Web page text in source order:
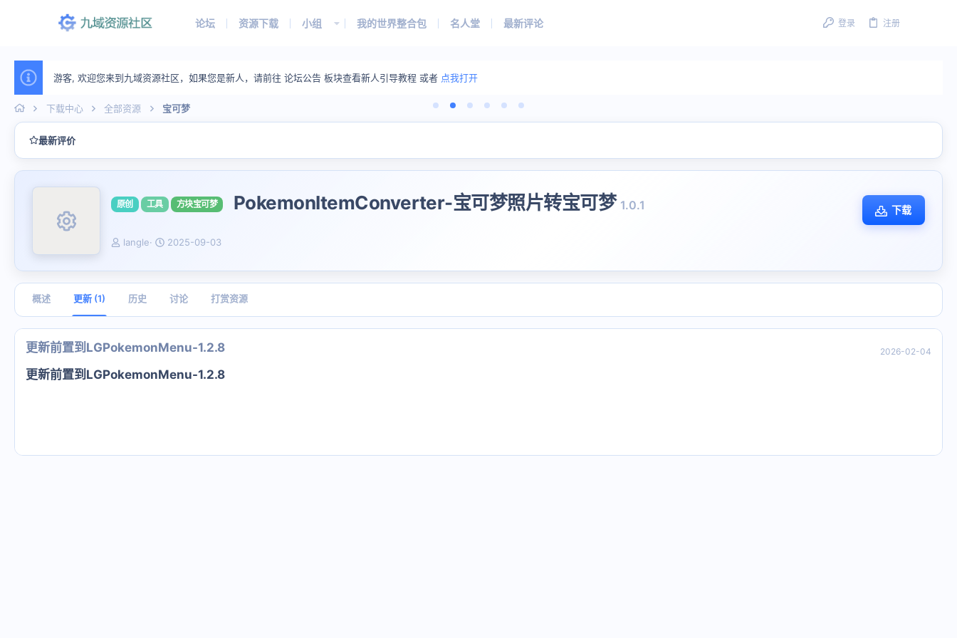
论坛 资源下载 小组 我的世界整合包 名人堂 最新评论 登录 注册
游客, 欢迎您来到九域资源社区，如果您是新人，请前往 论坛公告 板块查看新人引导教程 或者 点我打开
下载中心 全部资源 宝可梦
最新评价
资源图标
原创 工具 方块宝可梦 PokemonItemConverter-宝可梦照片转宝可梦 1.0.1 下载
作
langle
创
2025-09-03
概述 更新 (1) 历史 讨论 打赏资源
更新前置到LGPokemonMenu-1.2.8 2026-02-04
更新前置到LGPokemonMenu-1.2.8​